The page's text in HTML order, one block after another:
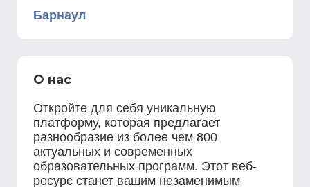
Барнаул
О нас
Откройте для себя уникальную
платформу, которая предлагает
разнообразие из более чем 800
актуальных и современных
образовательных программ. Этот веб-
ресурс станет вашим незаменимым